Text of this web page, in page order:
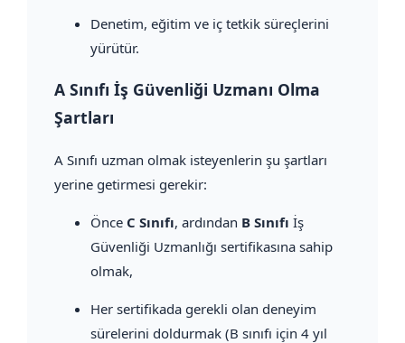
Denetim, eğitim ve iç tetkik süreçlerini
yürütür.
A Sınıfı İş Güvenliği Uzmanı Olma
Şartları
A Sınıfı uzman olmak isteyenlerin şu şartları
yerine getirmesi gerekir:
Önce C Sınıfı, ardından B Sınıfı İş
Güvenliği Uzmanlığı sertifikasına sahip
olmak,
Her sertifikada gerekli olan deneyim
sürelerini doldurmak (B sınıfı için 4 yıl